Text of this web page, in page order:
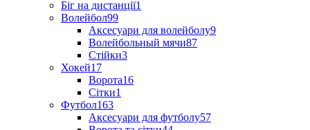
Біг на дистанції1
Волейбол99
Аксесуари для волейболу9
Волейбольный мячи87
Стійки3
Хокей17
Ворота16
Сітки1
Футбол163
Аксесуари для футболу57